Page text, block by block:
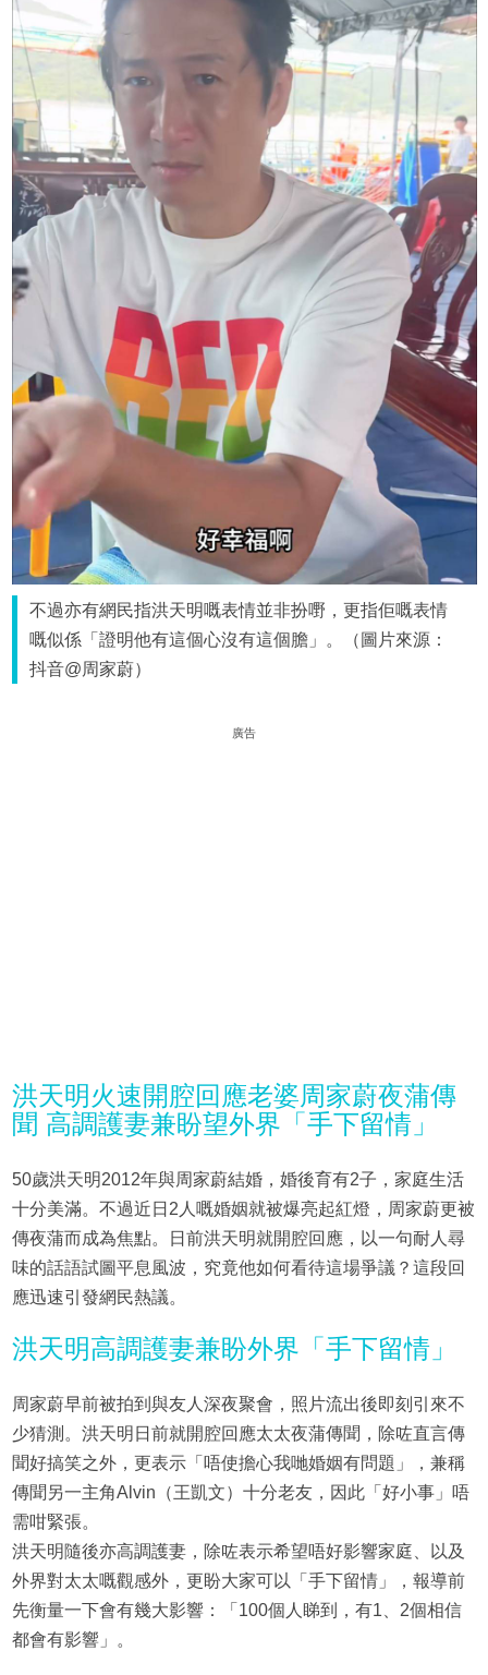
不過亦有網民指洪天明嘅表情並非扮嘢，更指佢嘅表情
嘅似係「證明他有這個心沒有這個膽」。（圖片來源：
抖音@周家蔚）
廣告
洪天明火速開腔回應老婆周家蔚夜蒲傳
聞 高調護妻兼盼望外界「手下留情」
50歲洪天明2012年與周家蔚結婚，婚後育有2子，家庭生活
十分美滿。不過近日2人嘅婚姻就被爆亮起紅燈，周家蔚更被
傳夜蒲而成為焦點。日前洪天明就開腔回應，以一句耐人尋
味的話語試圖平息風波，究竟他如何看待這場爭議？這段回
應迅速引發網民熱議。
洪天明高調護妻兼盼外界「手下留情」
周家蔚早前被拍到與友人深夜聚會，照片流出後即刻引來不
少猜測。洪天明日前就開腔回應太太夜蒲傳聞，除咗直言傳
聞好搞笑之外，更表示「唔使擔心我哋婚姻有問題」，兼稱
傳聞另一主角Alvin（王凱文）十分老友，因此「好小事」唔
需咁緊張。
洪天明隨後亦高調護妻，除咗表示希望唔好影響家庭、以及
外界對太太嘅觀感外，更盼大家可以「手下留情」，報導前
先衡量一下會有幾大影響：「100個人睇到，有1、2個相信
都會有影響」。